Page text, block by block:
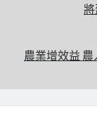
將
農業增效益